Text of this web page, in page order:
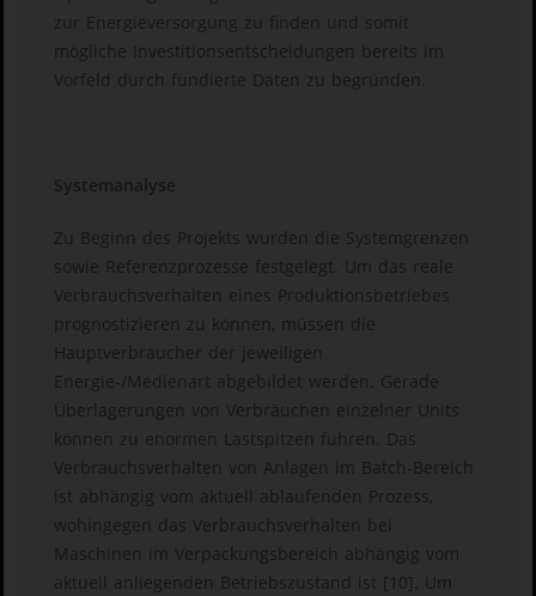
zur Energieversorgung zu finden und somit
mögliche Investitionsentscheidungen bereits im
Vorfeld durch fundierte Daten zu begründen.
Systemanalyse
Zu Beginn des Projekts wurden die Systemgrenzen
sowie Referenzprozesse festgelegt. Um das reale
Verbrauchsverhalten eines Produktionsbetriebes
prognostizieren zu können, müssen die
Hauptverbraucher der jeweiligen
Energie-/Medienart abgebildet werden. Gerade
Überlagerungen von Verbräuchen einzelner Units
können zu enormen Lastspitzen führen. Das
Verbrauchsverhalten von Anlagen im Batch-Bereich
ist abhängig vom aktuell ablaufenden Prozess,
wohingegen das Verbrauchsverhalten bei
Maschinen im Verpackungsbereich abhängig vom
aktuell anliegenden Betriebszustand ist [10]. Um